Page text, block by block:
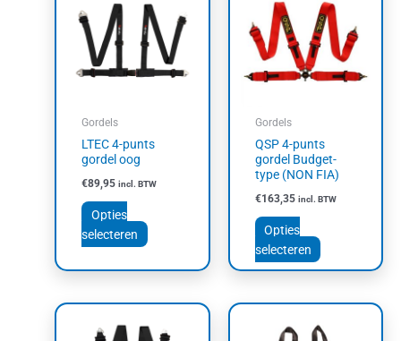
Gordels
LTEC 4-punts
gordel oog
€89,95 incl. BTW
Opties
selecteren
heeft
meerdere
variaties.
Deze
worden
de
Gordels
QSP 4-punts
gordel Budget-
type (NON FIA)
€163,35 incl. BTW
Opties
selecteren
heeft
meerdere
variaties.
Deze
worden
op
product
product